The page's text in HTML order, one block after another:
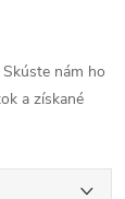
Skúste nám ho
a získané